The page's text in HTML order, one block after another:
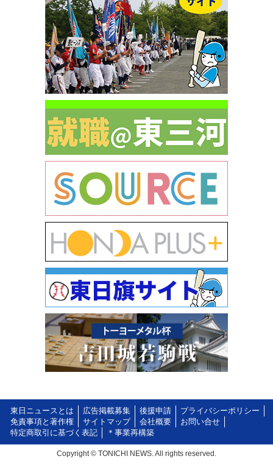
東日ニュースとは 広告掲載募集 後援申請
プライバシーポリシー
免責事項と著作権
サイトマップ 会社概要
お問い合せ
特定商取引に基づく表記
＊事業再構築
Copyright © TONICHI NEWS. All rights reserved.